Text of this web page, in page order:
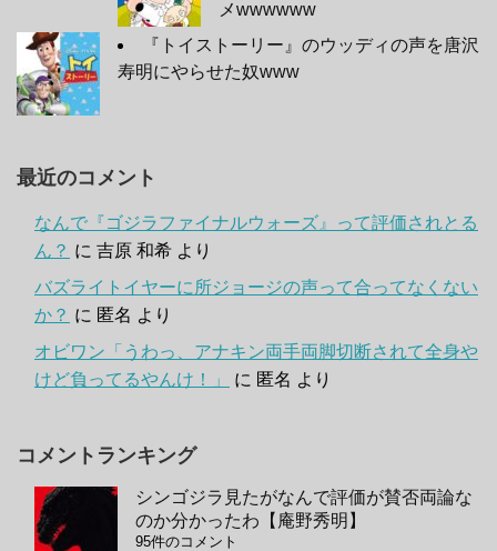
メwwwwww
『トイストーリー』のウッディの声を唐沢
寿明にやらせた奴www
最近のコメント
なんで『ゴジラファイナルウォーズ』って評価されとる
ん？ に 吉原 和希 より
バズライトイヤーに所ジョージの声って合ってなくない
か？ に 匿名 より
オビワン「うわっ、アナキン両手両脚切断されて全身や
けど負ってるやんけ！」
に 匿名 より
コメントランキング
シンゴジラ見たがなんで評価が賛否両論な
のか分かったわ【庵野秀明】
95件のコメント